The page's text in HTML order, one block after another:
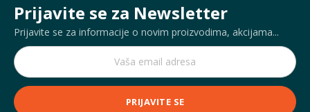
Prijavite se za Newsletter
Prijavite se za informacije o novim proizvodima, akcijama...
PRIJAVITE SE